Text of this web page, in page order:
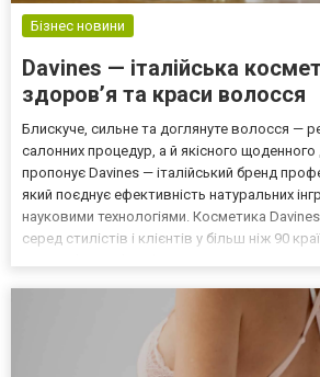
Бізнес новини
Davines — італійська
здоров’я та краси волосся
Блискуче, сильне та доглянуте волосся —
салонних процедур, а й якісного
пропонує Davines — італійський бренд
який поєднує ефективність натуральних
науковими технологіями. Косметика
серед стилістів і клієнтів у більш ніж 90